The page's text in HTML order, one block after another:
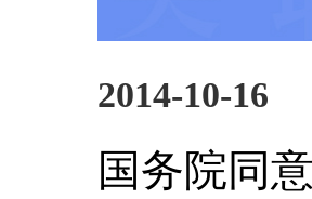
2014-10-16
国务院同